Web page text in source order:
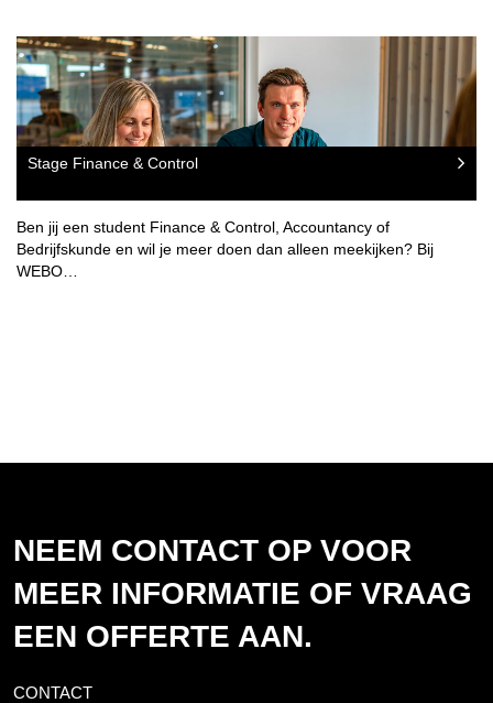
Stage Finance & Control
Ben jij een student Finance & Control, Accountancy of
Bedrijfskunde en wil je meer doen dan alleen meekijken? Bij
WEBO…
NEEM CONTACT OP VOOR
MEER INFORMATIE OF VRAAG
EEN OFFERTE AAN.
CONTACT